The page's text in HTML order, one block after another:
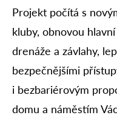
Projekt počítá s
kluby, obnovou
drenáže a závlahy,
bezpečnějšími
i bezbariérovým
domu a náměstím